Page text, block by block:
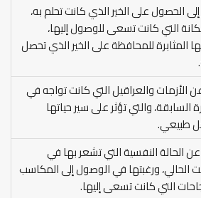
الحصول على الخير الذي كانت تحلم به،
التي كانت تسعى للوصول إليها،
المثابرة للمحافظة على الخير الذي تحصل
الأزمات والعراقيل التي كانت تواجه في
السابقة، والتي تؤثر على سير حياتها
طبيعي.
عن الحالة النفسية التي تشعر بها في
الحالي، ورغبتها في الوصول إلى المكاسب
التي كانت تسعى إليها.